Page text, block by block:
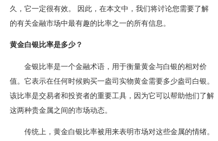
久，它一定很有效。 因此，在本文中，我们将讨论您需要了解
的有关金融市场中最有趣的比率之一的所有信息。
黄金白银比率是多少？
金银比率是一个金融术语，用于衡量黄金与白银的相对价
值。它表示在任何时候购买一盎司实物黄金需要多少盎司白银。
该比率是交易者和投资者的重要工具，因为它可以帮助他们了解
这两种贵金属之间的市场动态。
传统上，黄金白银比率被用来表明市场对这些金属的情绪。